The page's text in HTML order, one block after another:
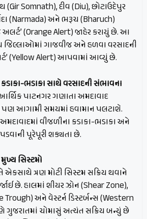
(Gir Somnath), દીવ (Diu), છોટાઉદેપુર
(Narmada) અને ભરૂચ (Bharuch)
(Orange Alert) જાહેર કરાયું છે. આ
જિલ્લાઓમાં ગાજવીજ અને હળવા વરસાદની
(Yellow Alert) આપવામાં આવ્યું છે.
ભડાકા સાથે વરસાદની સંભાવના
પાટનગર ગણાતા અમદાવાદ
પણ આગામી સમયમાં હવામાન પલટાશે.
વીજળીના કડાકા-ભડાકા અને
પૂરેપૂરી શક્યતા છે.
સિસ્ટમો
એકસાથે ત્રણ મોટી સિસ્ટમ સક્રિય થવાને
છે. હાલમાં શીયર ઝોન (Shear Zone),
અને વેસ્ટર્ન ડિસ્ટર્બન્સ (Western
ગુજરાતમાં ચોમાસું અત્યંત સક્રિય બન્યું છે